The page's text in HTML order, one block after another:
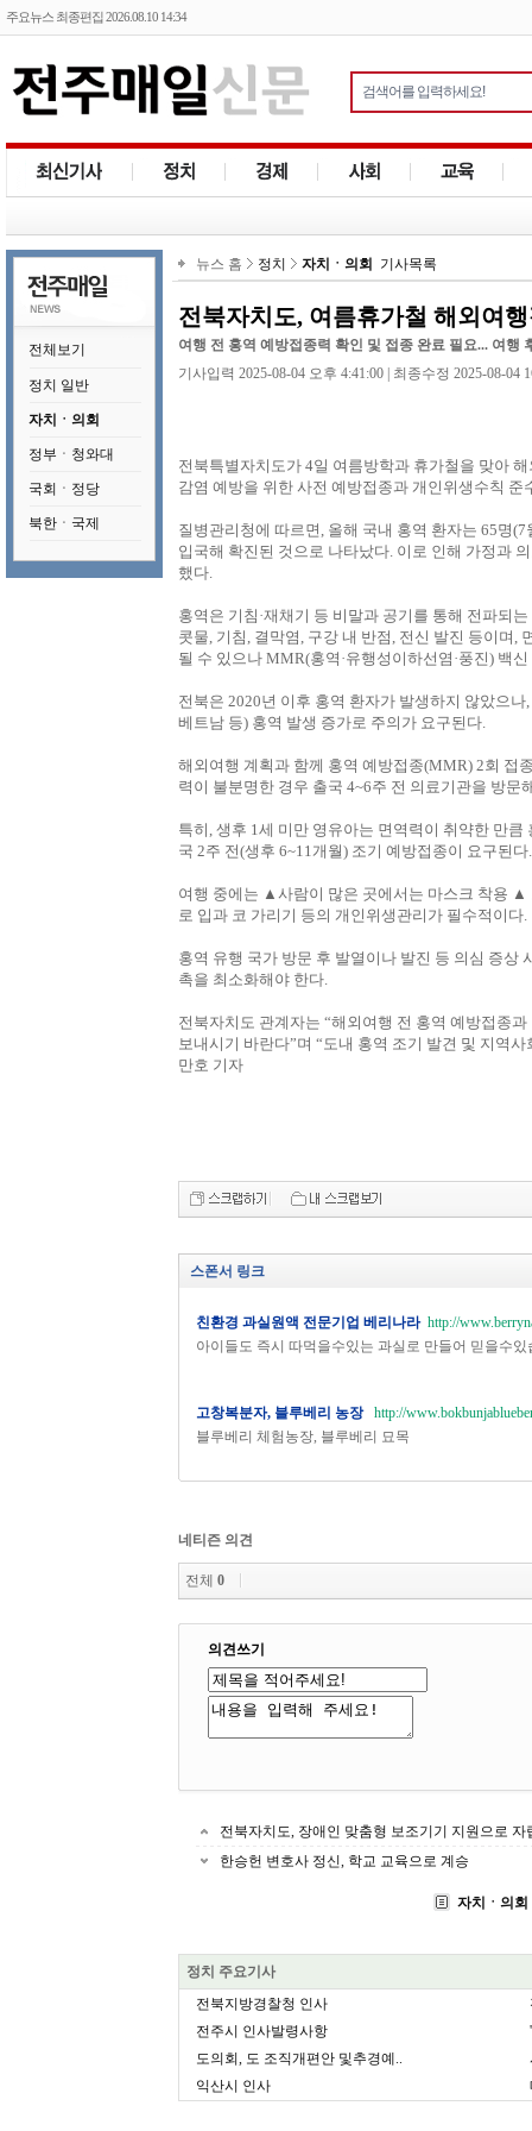
주요뉴스 최종편집 2026.08.10 14:34
전체보기
정치 일반
자치ㆍ의회
정부ㆍ청와대
국회ㆍ정당
북한ㆍ국제
뉴스 홈 정치 자치ㆍ의회 기사목록
전북자치도, 여름휴가철 해외여
여행 전 홍역 예방접종력 확인 및 접종 완료 필요... 여행
기사입력 2025-08-04 오후 4:41:00 | 최종수정 2025-08-04
전북특별자치도가 4일 여름방학과 휴가철을 맞아
감염 예방을 위한 사전 예방접종과 개인위생수칙 준
질병관리청에 따르면, 올해 국내 홍역 환자는 65명
입국해 확진된 것으로 나타났다. 이로 인해 가정과
했다.
홍역은 기침·재채기 등 비말과 공기를 통해 전파되
콧물, 기침, 결막염, 구강 내 반점, 전신 발진 등이며,
될 수 있으나 MMR(홍역·유행성이하선염·풍진) 백
전북은 2020년 이후 홍역 환자가 발생하지 않았으
베트남 등) 홍역 발생 증가로 주의가 요구된다.
해외여행 계획과 함께 홍역 예방접종(MMR) 2회 접
력이 불분명한 경우 출국 4~6주 전 의료기관을 방문
특히, 생후 1세 미만 영유아는 면역력이 취약한 만
국 2주 전(생후 6~11개월) 조기 예방접종이 요구된다.
여행 중에는 ▲사람이 많은 곳에서는 마스크 착용
로 입과 코 가리기 등의 개인위생관리가 필수적이다.
홍역 유행 국가 방문 후 발열이나 발진 등 의심 증상
촉을 최소화해야 한다.
전북자치도 관계자는 “해외여행 전 홍역 예방접종
보내시기 바란다”며 “도내 홍역 조기 발견 및 지역
만호 기자
스폰서 링크
친환경 과실원액 전문기업 베리나라 http://
아이들도 즉시 따먹을수있는 과실로 만들어 믿을수있
고창복분자, 블루베리 농장 http://
블루베리 체험농장, 블루베리 묘목
네티즌 의견
전체 0
의견쓰기
전북자치도, 장애인 맞춤형 보조기기 지원으로 자
한승헌 변호사 정신, 학교 교육으로 계승
자치ㆍ의회
정치 주요기사
전북지방경찰청 인사
전주시 인사발령사항
도의회, 도 조직개편안 및추경예..
익산시 인사